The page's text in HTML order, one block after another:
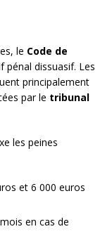
le Code de
pénal dissuasif. Les
principalement
par le tribunal
les peines
et 6 000 euros
en cas de